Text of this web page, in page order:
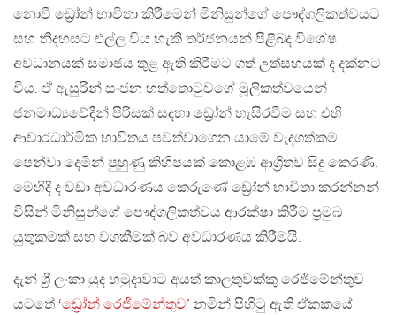
නොවී ඩ්‍රෝන් භාවිතා කිරීමෙන් මිනිසුන්ගේ පෞද්ගලිකත්වයට
සහ නිදහසට එල්ල විය හැකි තර්ජනයන් පිළිබද විශේෂ
අවධානයක් සමාජය තුළ ඇති කිරීමට ගත් උත්සහයක් ද දක්නට
විය. ඒ ඇසුරින් සංජන හත්තොටුවගේ මූලිකත්වයෙන්
ජනමාධ්‍යවේදීන් පිරිසක් සදහා ඩ්‍රෝන් හැසිරවීම සහ එහි
ආචාරධාර්මික භාවිතය පවත්වාගෙන යාමේ වැදගත්කම
පෙන්වා දෙමින් පුහුණු කිහිපයක් කොළඹ ආශ්‍රිතව සිදු කෙරණි.
මෙහිදී ද වඩා අවධාරණය කෙරුණේ ඩ්‍රෝන් භාවිතා කරන්නන්
විසින් මිනිසුන්ගේ පෞද්ගලිකත්වය ආරක්ෂා කිරීම ප්‍රමුඛ
යුතුකමක් සහ වගකීමක් බව අවධාරණය කිරීමයි.
දැන් ශ්‍රී ලංකා යුද හමුදාවාට අයත් කාලතුවක්කු රෙජිමේන්තුව
යටතේ ‘ඩ්‍රෝන් රෙජිමේන්තුව’ නමින් පිහිටු ඇති ඒකකයේ